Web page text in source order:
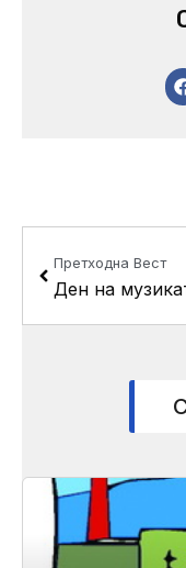
Претходна Вест